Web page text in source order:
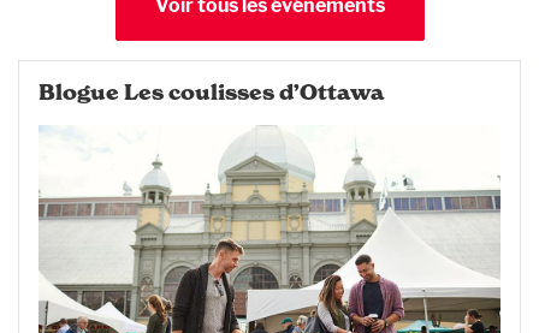
Voir tous les événements
Blogue Les coulisses d’Ottawa